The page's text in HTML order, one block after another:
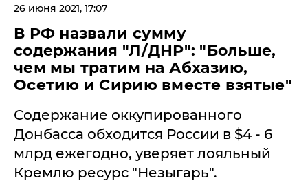
26 июня 2021, 17:07
​В РФ назвали сумму
содержания "Л/ДНР": "Больше,
чем мы тратим на Абхазию,
Осетию и Сирию вместе взятые"
Содержание оккупированного
Донбасса обходится России в $4 - 6
млрд ежегодно, уверяет лояльный
Кремлю ресурс "Незыгарь".